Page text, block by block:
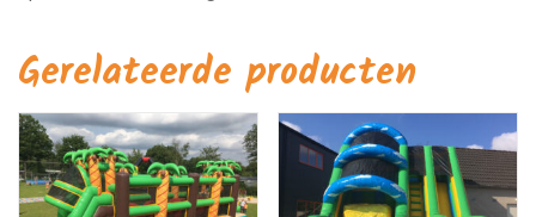
Gerelateerde producten